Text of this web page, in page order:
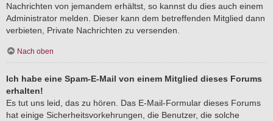
Nachrichten von jemandem erhältst, so kannst du dies auch einem
Administrator melden. Dieser kann dem betreffenden Mitglied dann
verbieten, Private Nachrichten zu versenden.
Nach oben
Ich habe eine Spam-E-Mail von einem Mitglied dieses Forums
erhalten!
Es tut uns leid, das zu hören. Das E-Mail-Formular dieses Forums
hat einige Sicherheitsvorkehrungen, die Benutzer, die solche